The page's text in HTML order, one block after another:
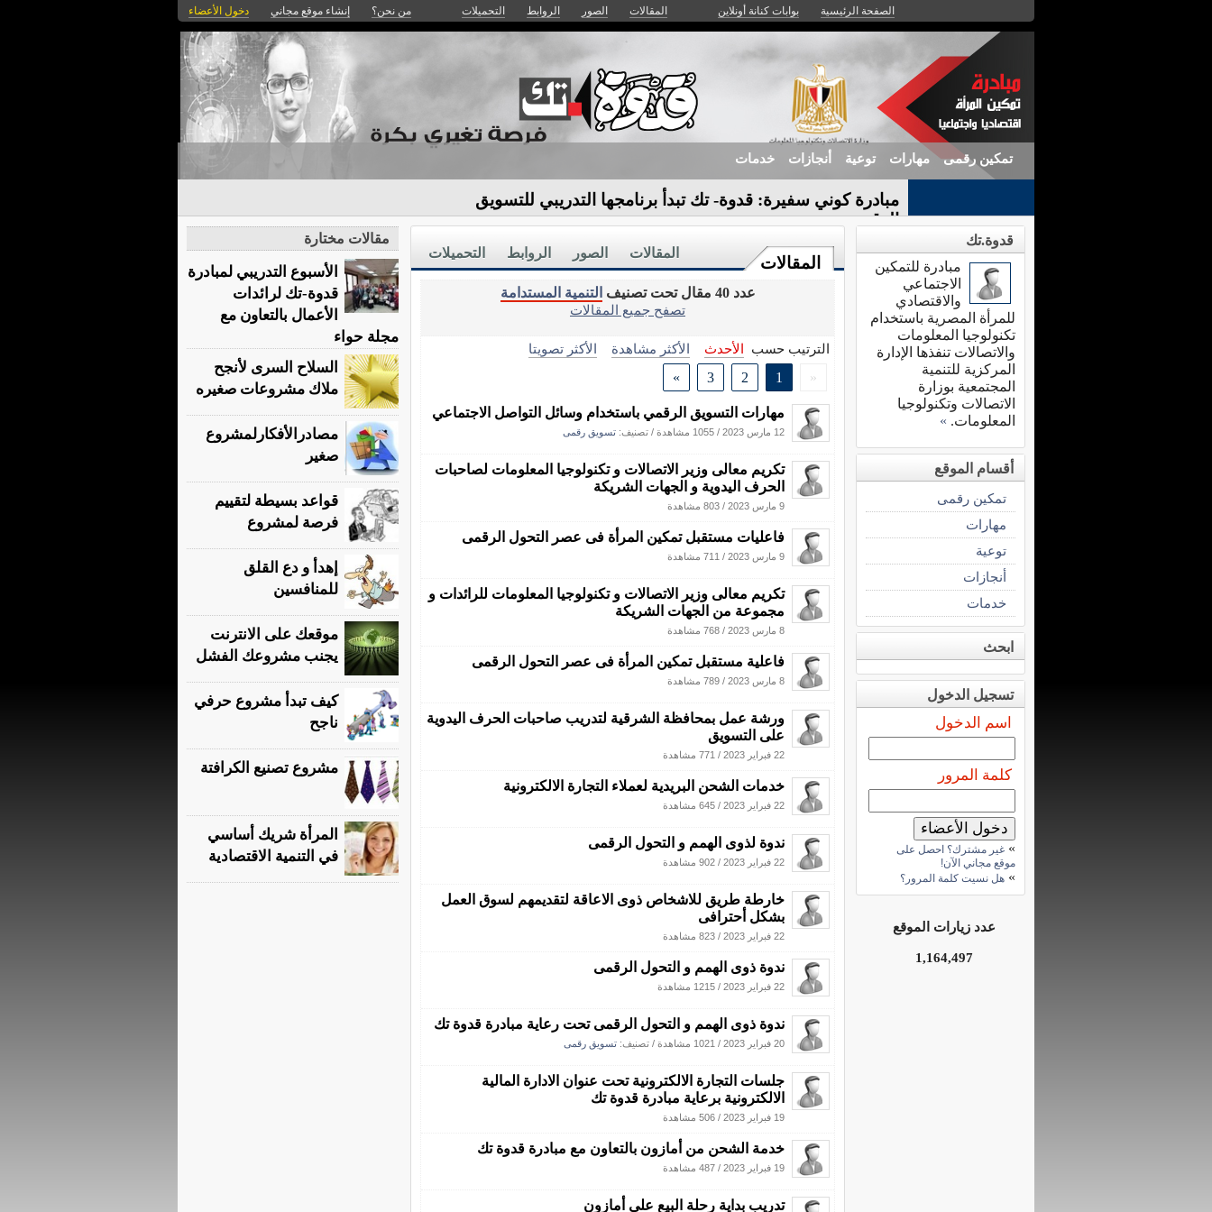
الصفحة الرئيسية بوابات كنانة أونلاين المقالات الصور الروابط التحميلات من نحن؟ إنشاء موقع مجاني دخول الأعضاء
تمكين رقمى مهارات توعية أنجازات خدمات
مبادرة كوني سفيرة: قدوة- تك تبدأ برنامجها التدريبي للتسويق
الرقمي
المقالات
التحميلات الروابط الصور المقالات
عدد 40 مقال تحت تصنيف
التنمية المستدامة
تصفح جميع المقالات
الترتيب حسب الأحدث الأكثر مشاهدة
الأكثر تصويتا
«
1
2
3
»
مهارات التسويق الرقمي باستخدام وسائل التواصل الاجتماعي
12 مارس 2023 / 1055 مشاهدة / تصنيف: تسويق رقمى
تكريم معالى وزير الاتصالات و تكنولوجيا المعلومات لصاحبات
الحرف اليدوية و الجهات الشريكة
9 مارس 2023 / 803 مشاهدة
فاعليات مستقبل تمكين المرأة فى عصر التحول الرقمى
9 مارس 2023 / 711 مشاهدة
تكريم معالى وزير الاتصالات و تكنولوجيا المعلومات للرائدات و
مجموعة من الجهات الشريكة
8 مارس 2023 / 768 مشاهدة
فاعلية مستقبل تمكين المرأة فى عصر التحول الرقمى
8 مارس 2023 / 789 مشاهدة
ورشة عمل بمحافظة الشرقية لتدريب صاحبات الحرف اليدوية
على التسويق
22 فبراير 2023 / 771 مشاهدة
خدمات الشحن البريدية لعملاء التجارة الالكترونية
22 فبراير 2023 / 645 مشاهدة
ندوة لذوى الهمم و التحول الرقمى
22 فبراير 2023 / 902 مشاهدة
خارطة طريق للاشخاص ذوى الاعاقة لتقديمهم لسوق العمل
بشكل أحترافى
22 فبراير 2023 / 823 مشاهدة
ندوة ذوى الهمم و التحول الرقمى
22 فبراير 2023 / 1215 مشاهدة
ندوة ذوى الهمم و التحول الرقمى تحت رعاية مبادرة قدوة تك
20 فبراير 2023 / 1021 مشاهدة / تصنيف: تسويق رقمى
جلسات التجارة الالكترونية تحت عنوان الادارة المالية
الالكترونية برعاية مبادرة قدوة تك
19 فبراير 2023 / 506 مشاهدة
خدمة الشحن من أمازون بالتعاون مع مبادرة قدوة تك
19 فبراير 2023 / 487 مشاهدة
تدريب بداية رحلة البيع على أمازون
قدوة.تك
مبادرة للتمكين
الاجتماعي
والاقتصادي
للمرأة المصرية باستخدام
تكنولوجيا المعلومات
والاتصالات تنفذها الإدارة
المركزية للتنمية
المجتمعية بوزارة
الاتصالات وتكنولوجيا
المعلومات. »
أقسام الموقع
تمكين رقمى
مهارات
توعية
أنجازات
خدمات
ابحث
تسجيل الدخول
اسم الدخول
كلمة المرور
» غير مشترك؟ احصل على
موقع مجاني الآن!
» هل نسيت كلمة المرور؟
عدد زيارات الموقع
1,164,497
مقالات مختارة
الأسبوع التدريبي لمبادرة
قدوة-تك لرائدات
الأعمال بالتعاون مع
مجلة حواء
السلاح السرى لأنجح
ملاك مشروعات صغيره
مصادرالأفكارلمشروع
صغير
قواعد بسيطة لتقييم
فرصة لمشروع
إهدأ و دع القلق
للمنافسين
موقعك على الانترنت
يجنب مشروعك الفشل
كيف تبدأ مشروع حرفي
ناجح
مشروع تصنيع الكرافتة
المرأة شريك أساسي
في التنمية الاقتصادية